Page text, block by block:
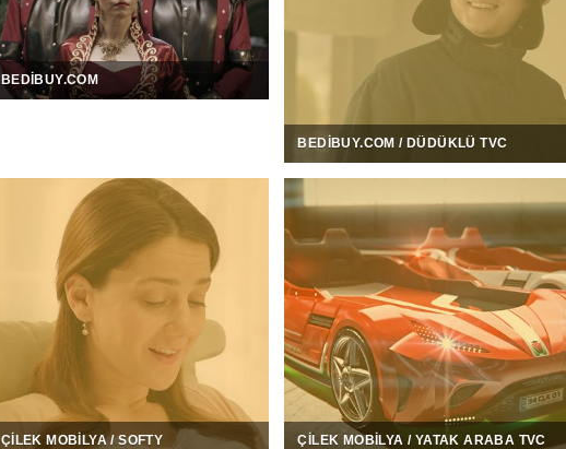
BEDIBUY.COM
BEDIBUY.COM / DÜDÜKLÜ TVC
ÇILEK MOBILYA / SOFTY ÇILEK MOBILYA / YATAK ARABA TVC